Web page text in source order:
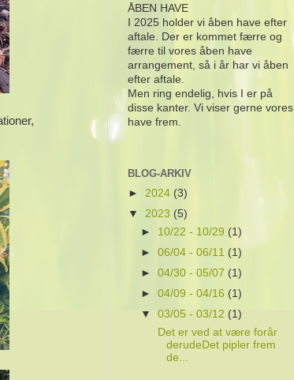
ÅBEN HAVE
I 2025 holder vi åben have efter
aftale. Der er kommet færre og
færre til vores åben have
arrangement, så i år har vi åben
efter aftale.
Men ring endelig, hvis I er på
disse kanter. Vi viser gerne vores
have frem.
BLOG-ARKIV
► 2024 (3)
▼ 2023 (5)
► 10/22 - 10/29 (1)
►06/04 - 06/11 (1)
►04/30 - 05/07 (1)
►04/09 - 04/16 (1)
▼03/05 - 03/12 (1)
Det er ved at være forår
derudeDet pipler frem
de...